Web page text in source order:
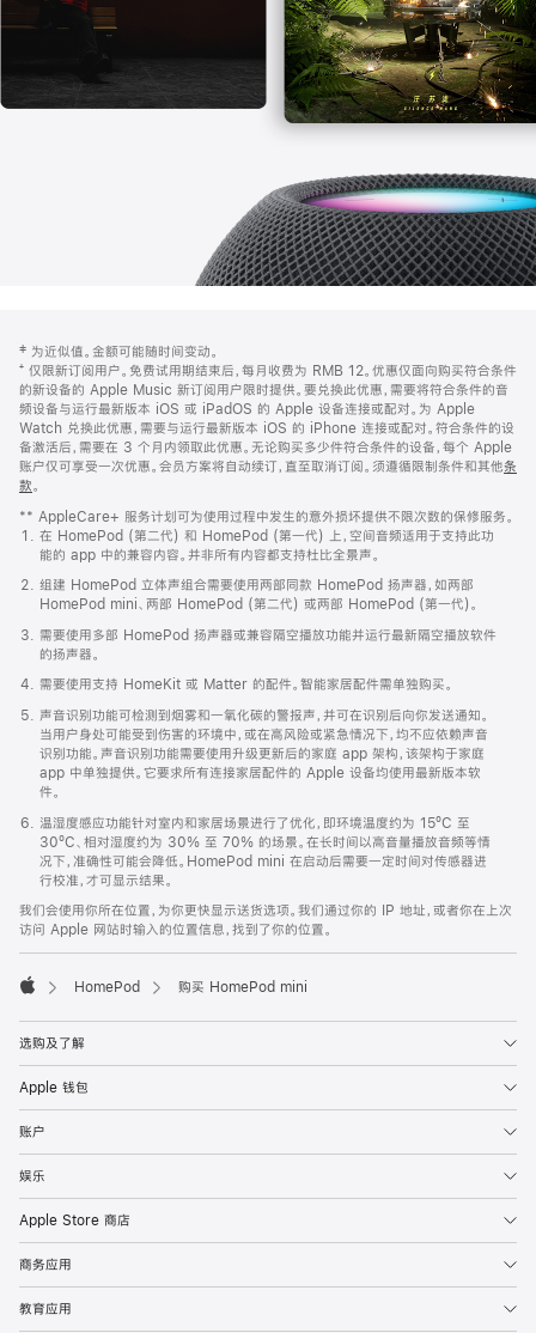
页
页
脚
注
‡ 为近似值。金额可能随时间变动。
⁺ 仅限新订阅用户。免费试用期结束后，每月收费为 RMB 12。优惠仅面向购买符合条件
的新设备的 Apple Music 新订阅用户限时提供。要兑换此优惠，需要将符合条件的音
频设备与运行最新版本 iOS 或 iPadOS 的 Apple 设备连接或配对。为 Apple
Watch 兑换此优惠，需要与运行最新版本 iOS 的 iPhone 连接或配对。符合条件的设
备激活后，需要在 3 个月内领取此优惠。无论购买多少件符合条件的设备，每个 Apple
账户仅可享受一次优惠。会员方案将自动续订，直至取消订阅。须遵循限制条件和其他条
款。
窗
口
中
打
开)
** AppleCare+ 服务计划可为使用过程中发生的意外损坏提供不限次数的保修服务。
在 HomePod (第二代) 和 HomePod (第一代) 上，空间音频适用于支持此功
能的 app 中的兼容内容。并非所有内容都支持杜比全景声。
组建 HomePod 立体声组合需要使用两部同款 HomePod 扬声器，如两部
HomePod mini、两部 HomePod (第二代) 或两部 HomePod (第一代)。
需要使用多部 HomePod 扬声器或兼容隔空播放功能并运行最新隔空播放软件
的扬声器。
需要使用支持 HomeKit 或 Matter 的配件。智能家居配件需单独购买。
声音识别功能可检测到烟雾和一氧化碳的警报声，并可在识别后向你发送通知。
当用户身处可能受到伤害的环境中，或在高风险或紧急情况下，均不应依赖声音
识别功能。声音识别功能需要使用升级更新后的家庭 app 架构，该架构于家庭
app 中单独提供。它要求所有连接家居配件的 Apple 设备均使用最新版本软
件。
温湿度感应功能针对室内和家居场景进行了优化，即环境温度约为 15ºC 至
30ºC、相对湿度约为 30% 至 70% 的场景。在长时间以高音量播放音频等情
况下，准确性可能会降低。HomePod mini 在启动后需要一定时间对传感器进
行校准，才可显示结果。
我们会使用你所在位置，为你更快显示送货选项。我们通过你的 IP 地址，或者你在上次
访问 Apple 网站时输入的位置信息，找到了你的位置。
HomePod 购买 HomePod mini
选购及了解
Apple 钱包
账户
娱乐
Apple Store 商店
商务应用
教育应用